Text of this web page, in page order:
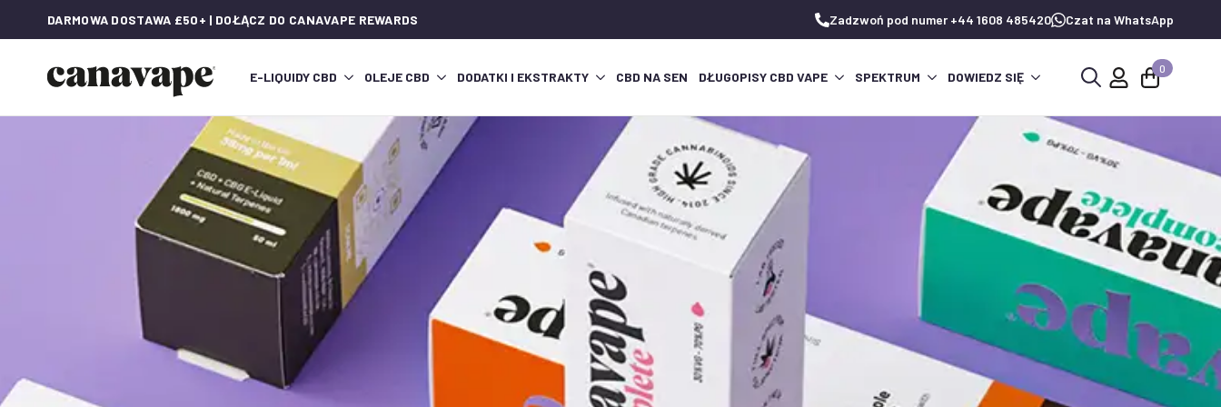
DARMOWA DOSTAWA £50+ | DOŁĄCZ DO CANAVAPE REWARDS Zadzwoń pod numer +44 1608 485420 Czat na WhatsApp
E-LIQUIDY CBD OLEJE CBD DODATKI I EKSTRAKTY CBD NA SEN DŁUGOPISY CBD VAPE SPEKTRUM DOWIEDZ SIĘ
0